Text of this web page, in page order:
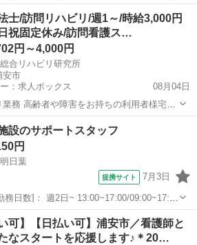
安市美浜5-12-1 浦安市美浜北放課後うら
っこクラブ 新浦安駅徒歩5分 [職種名]：...
士/訪問リハビリ/週1～/時給3,000円
祝固定休み/訪問看護ス…
円～4,000円
合リハビリ研究所
安市
：求人ボックス
08月04日
業務 高齢者や障害をお持ちの利用者様宅を
作指導等を行います。 【求める人材】<
学療法士の資格をお持ちの方 普通自動車
方は不...
設のサポートスタッフ
円
日葉
提携サイト 7月3日
安市美浜5-12-1 浦安市美浜北放課後うら
っこクラブ 新浦安駅徒歩5分 [職種名]：...
可】【日払い可】浦安市／看護師と
なスタートを応援します♪＊20…